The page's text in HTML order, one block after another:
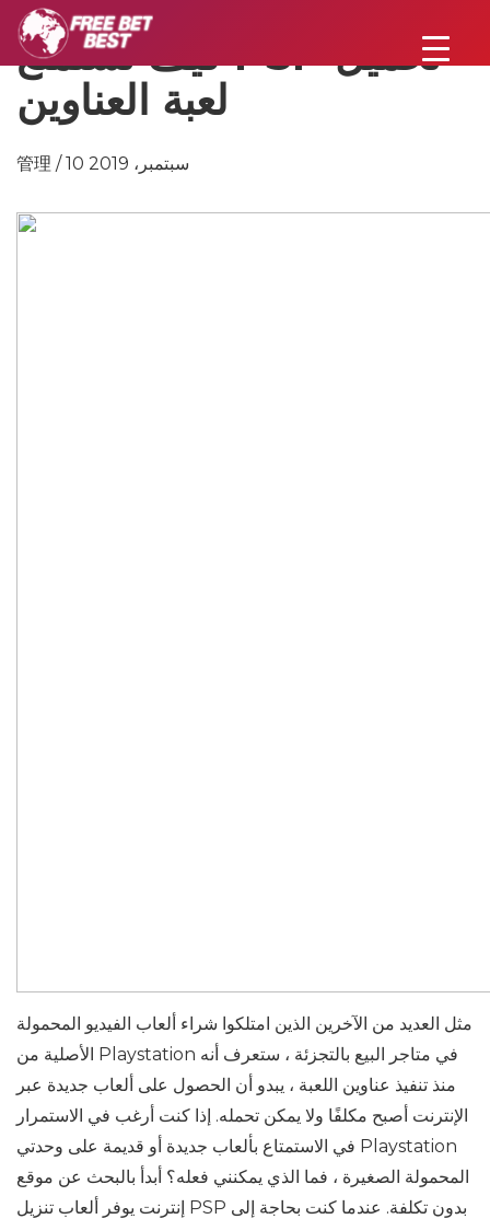
كيف تستمتع PSP تحميل
لعبة العناوين
管理 / 10 سبتمبر، 2019
مثل العديد من الآخرين الذين امتلكوا شراء ألعاب الفيديو المحمولة
الأصلية من Playstation في متاجر البيع بالتجزئة ، ستعرف أنه
منذ تنفيذ عناوين اللعبة ، يبدو أن الحصول على ألعاب جديدة عبر
الإنترنت أصبح مكلفًا ولا يمكن تحمله. إذا كنت أرغب في الاستمرار
في الاستمتاع بألعاب جديدة أو قديمة على وحدتي Playstation
المحمولة الصغيرة ، فما الذي يمكنني فعله؟ أبدأ بالبحث عن موقع
إنترنت يوفر ألعاب تنزيل PSP بدون تكلفة. عندما كنت بحاجة إلى